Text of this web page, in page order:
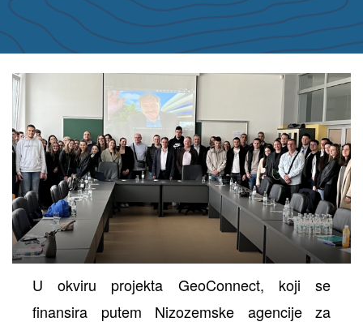
U okviru projekta GeoConnect, koji se
finansira putem Nizozemske agencije za